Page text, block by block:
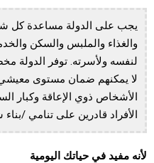
يجب على الدولة مساعدة كل
والغذاء والملبس والسكن
لنفسه ولأسرته. توفر الدولة
لا يمكنهم ضمان مستوى
الأشخاص ذوي الإعاقة وكبار
الأفراد قادرين على تنامي /
لأنه مفيد في حياتك اليومية